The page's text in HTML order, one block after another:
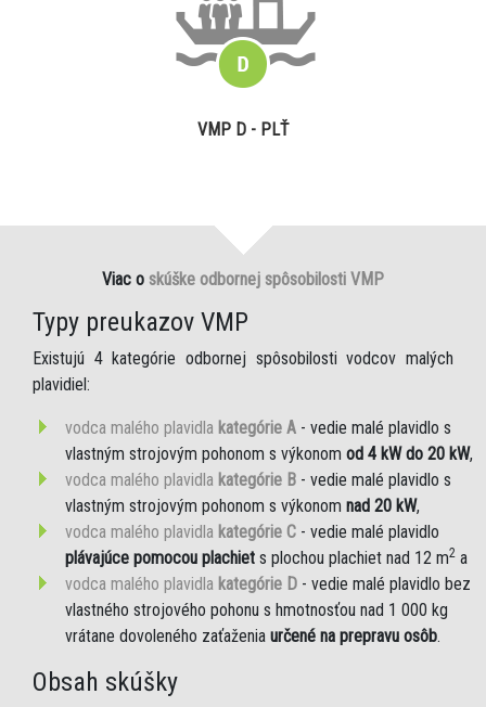
VMP D - PLŤ
Viac o skúške odbornej spôsobilosti VMP
Typy preukazov VMP
Existujú 4 kategórie odbornej spôsobilosti vodcov malých
plavidiel:
vodca malého plavidla kategórie A - vedie malé plavidlo s
vlastným strojovým pohonom s výkonom od 4 kW do 20 kW,
vodca malého plavidla kategórie B - vedie malé plavidlo s
vlastným strojovým pohonom s výkonom nad 20 kW,
vodca malého plavidla kategórie C - vedie malé plavidlo
plávajúce pomocou plachiet s plochou plachiet nad 12 m2 a
vodca malého plavidla kategórie D - vedie malé plavidlo bez
vlastného strojového pohonu s hmotnosťou nad 1 000 kg
vrátane dovoleného zaťaženia určené na prepravu osôb.
Obsah skúšky